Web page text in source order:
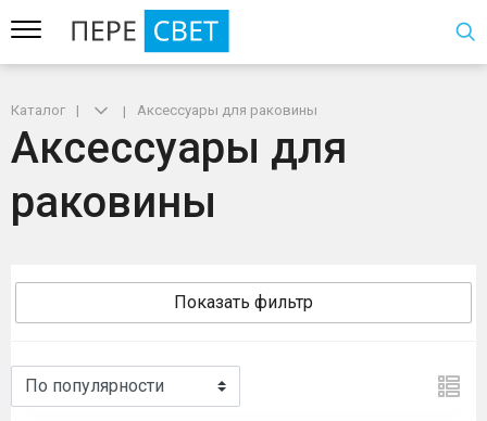
Каталог Аксессуары для раковины
Аксессуары для
раковины
Показать фильтр